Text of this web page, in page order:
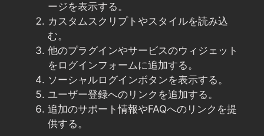
ージを表示する。
カスタムスクリプトやスタイルを読み込
む。
他のプラグインやサービスのウィジェット
をログインフォームに追加する。
ソーシャルログインボタンを表示する。
ユーザー登録へのリンクを追加する。
追加のサポート情報やFAQへのリンクを提
供する。